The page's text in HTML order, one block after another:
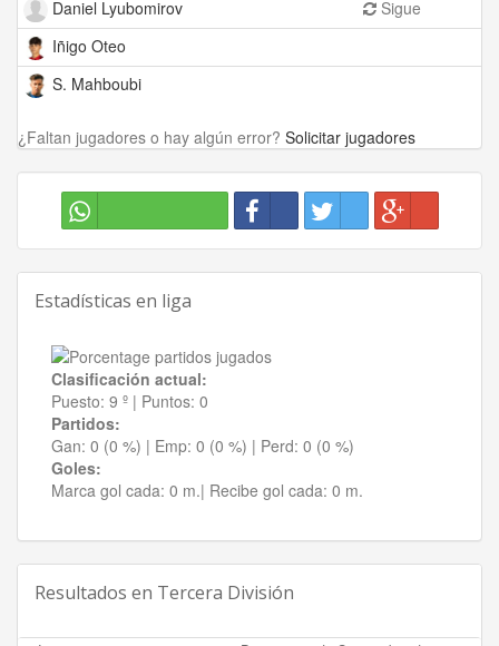
Daniel Lyubomirov
Sigue
Iñigo Oteo
S. Mahboubi
¿Faltan jugadores o hay algún error? Solicitar jugadores
Estadísticas en liga
Clasificación actual:
Puesto: 9 º | Puntos: 0
Partidos:
Gan: 0 (0 %) | Emp: 0 (0 %) | Perd: 0 (0 %)
Goles:
Marca gol cada: 0 m.| Recibe gol cada: 0 m.
Resultados en Tercera División